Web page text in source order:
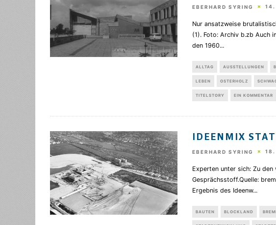
EBERHARD SYRING 14.
Nur ansatzweise
(1). Foto: Archiv b.zb Auch
den 1960...
ALLTAG AUSSTELLUNGEN
LEBEN OSTERHOLZ
TITELSTORY EIN KOMMENTAR
IDEENMIX
EBERHARD SYRING 18.
Experten unter sich: Zu
Gesprächsstoff.Quelle:
Ergebnis des Ideenw...
BAUTEN BLOCKLAND